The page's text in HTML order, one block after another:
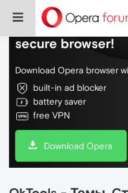
Do more on the
secure browser!
Download Opera browser
built-in ad blocker
battery saver
free VPN
Download Opera